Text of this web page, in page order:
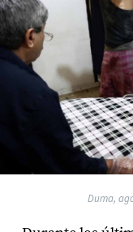
Duma,